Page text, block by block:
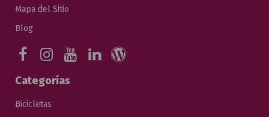
Mapa del Sitio
Blog
Categorías
Bicicletas